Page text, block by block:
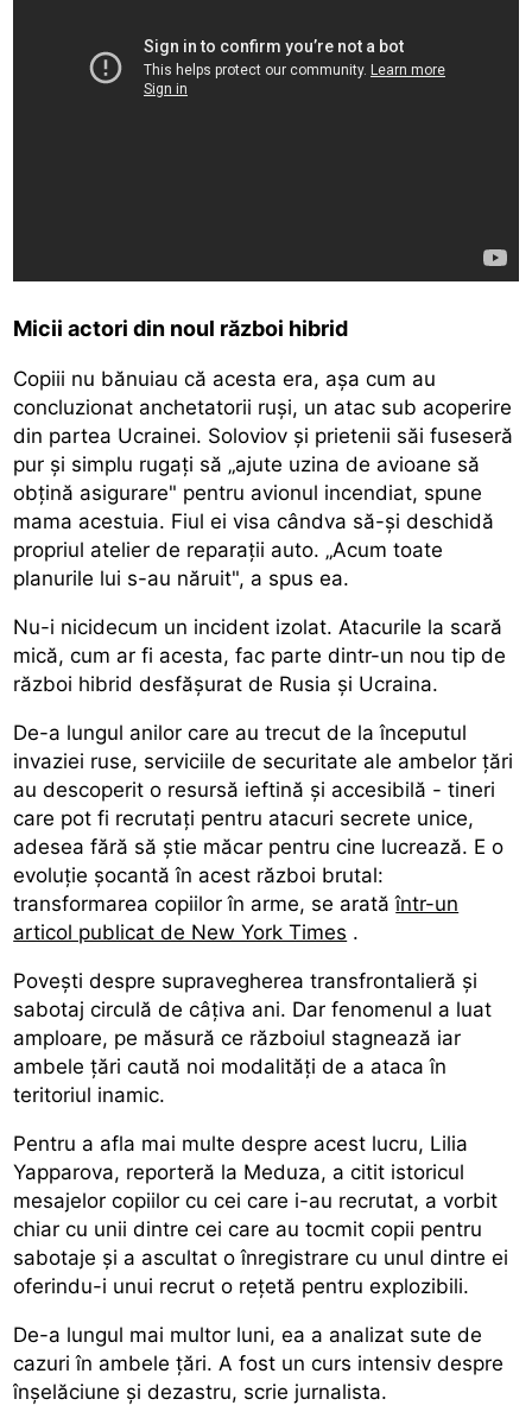
Micii actori din noul război hibrid
Copiii nu bănuiau că acesta era, așa cum au
concluzionat anchetatorii ruși, un atac sub acoperire
din partea Ucrainei. Soloviov și prietenii săi fuseseră
pur și simplu rugați să „ajute uzina de avioane să
obțină asigurare" pentru avionul incendiat, spune
mama acestuia. Fiul ei visa cândva să-și deschidă
propriul atelier de reparații auto. „Acum toate
planurile lui s-au năruit", a spus ea.
Nu-i nicidecum un incident izolat. Atacurile la scară
mică, cum ar fi acesta, fac parte dintr-un nou tip de
război hibrid desfășurat de Rusia și Ucraina.
De-a lungul anilor care au trecut de la începutul
invaziei ruse, serviciile de securitate ale ambelor țări
au descoperit o resursă ieftină și accesibilă - tineri
care pot fi recrutați pentru atacuri secrete unice,
adesea fără să știe măcar pentru cine lucrează. E o
evoluție șocantă în acest război brutal:
transformarea copiilor în arme, se aratăîntr-un
articol publicat de New York Times .
Povești despre supravegherea transfrontalieră și
sabotaj circulă de câțiva ani. Dar fenomenul a luat
amploare, pe măsură ce războiul stagnează iar
ambele țări caută noi modalități de a ataca în
teritoriul inamic.
Pentru a afla mai multe despre acest lucru, Lilia
Yapparova, reporteră la Meduza, a citit istoricul
mesajelor copiilor cu cei care i-au recrutat, a vorbit
chiar cu unii dintre cei care au tocmit copii pentru
sabotaje și a ascultat o înregistrare cu unul dintre ei
oferindu-i unui recrut o rețetă pentru explozibili.
De-a lungul mai multor luni, ea a analizat sute de
cazuri în ambele țări. A fost un curs intensiv despre
înșelăciune și dezastru, scrie jurnalista.